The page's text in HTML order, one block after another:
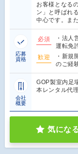
お客様となる
ン」と呼ばれ
中心です。ま
応募
資格
必須
・法人
運転免
歓迎
・新規
のご経
会社
概要
GOP製室内足
本レンタル代
気にな